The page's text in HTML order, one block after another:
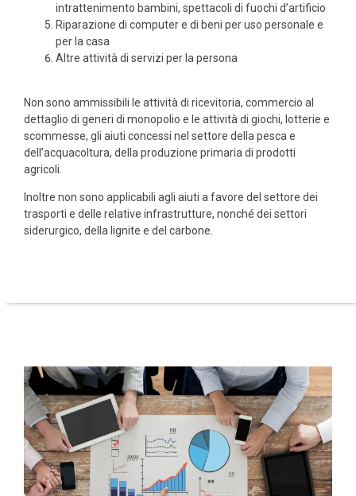
intrattenimento bambini, spettacoli di fuochi d’artificio
Riparazione di computer e di beni per uso personale e
per la casa
Altre attività di servizi per la persona
Non sono ammissibili le attività di ricevitoria, commercio al
dettaglio di generi di monopolio e le attività di giochi, lotterie e
scommesse, gli aiuti concessi nel settore della pesca e
dell’acquacoltura, della produzione primaria di prodotti
agricoli.
Inoltre non sono applicabili agli aiuti a favore del settore dei
trasporti e delle relative infrastrutture, nonché dei settori
siderurgico, della lignite e del carbone.